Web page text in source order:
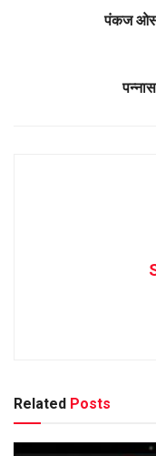
पंकज
Related Posts